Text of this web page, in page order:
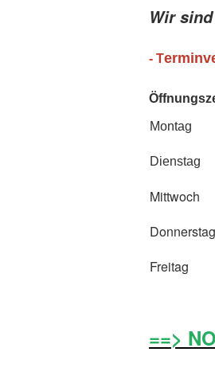
Wir
- T
Montag
Dienstag
Mittwoch
Donnerstag
Freitag
==>